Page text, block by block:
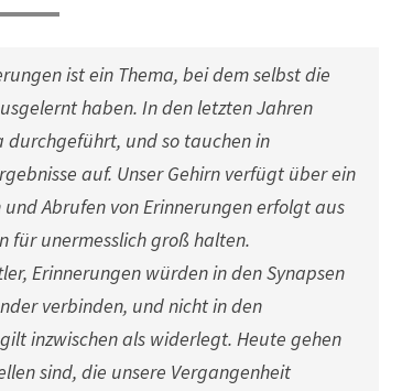
ist ein Thema, bei dem selbst die
haben. In den letzten Jahren
durchgeführt, und so tauchen in
auf. Unser Gehirn verfügt über ein
Abrufen von Erinnerungen erfolgt aus
für unermesslich groß halten.
Erinnerungen würden in den Synapsen
verbinden, und nicht in den
inzwischen als widerlegt. Heute gehen
sind, die unsere Vergangenheit